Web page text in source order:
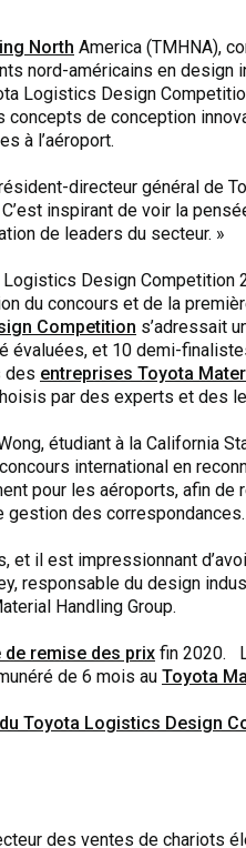
North America (TMHNA),
nord-américains en
Logistics Design
de conception
à l’aéroport.
directeur général de
inspirant de voir la
de leaders du secteur. »
Design Competition
du concours et de la
Competition s’adressait
évaluées, et 10 demi-
des entreprises Toyota
par des experts et des
étudiant à la California
international en
pour les aéroports, afin
gestion des correspondances.
il est impressionnant
responsable du design
Handling Group.
remise des prix fin 2020.
de 6 mois au Toyota
Toyota Logistics Design
des ventes de chariots